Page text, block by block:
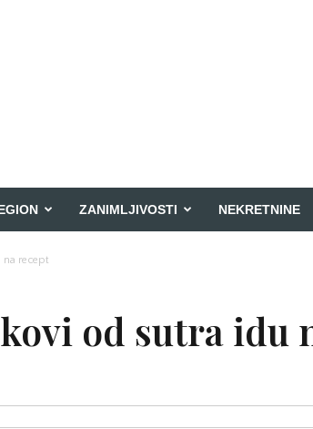
ZANIMLJIVOSTI NEKRETNINE
recept
od sutra idu